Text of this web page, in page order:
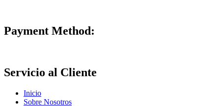
Payment Method:
Servicio al Cliente
Inicio
Sobre Nosotros